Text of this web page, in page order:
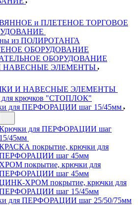
и ПЛЕТЕНОЕ ТОРГОВОЕ
из ПОЛИРОТАНГА
ОБОРУДОВАНИЕ
ОБОРУДОВАНИЕ
НАВЕСНЫЕ ЭЛЕМЕНТЫ
И НАВЕСНЫЕ ЭЛЕМЕНТЫ
для крючков "СТОПЛОК"
для ПЕРФОРАЦИИ шаг 15/45мм
для ПЕРФОРАЦИИ шаг
15/45мм
покрытие, крючки для
шаг 45мм
ХРОМ покрытие, крючки для
шаг 45мм
ХРОМ покрытие, крючки для
шаг 15/45мм
для ПЕРФОРАЦИИ шаг 25/50/75мм